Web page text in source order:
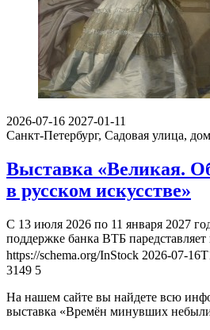
2026-07-16 2027-01-11
Санкт-Петербург, Садовая улица,
Выставка «Великая.
в русском искусстве»
С 13 июля 2026 по 11 января 2027
поддержке банка ВТБ
https://schema.org/InStock 2026-07-
3149 5
На нашем сайте вы найдете всю
выставка «Времён минувших